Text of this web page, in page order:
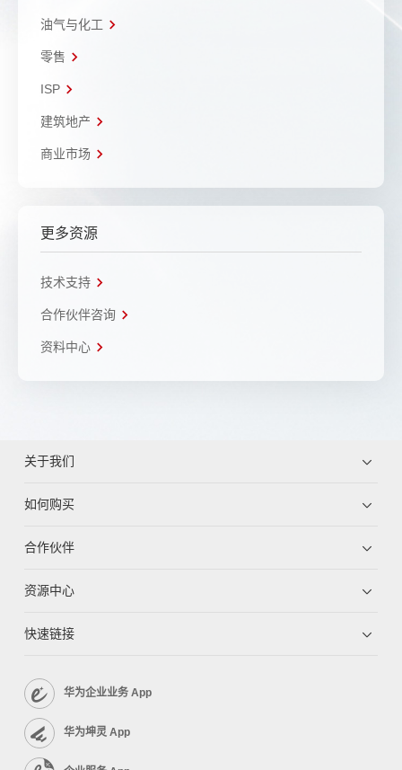
油气与化工
零售
ISP
建筑地产
商业市场
更多资源
技术支持
合作伙伴咨询
资料中心
关于我们
如何购买
合作伙伴
资源中心
快速链接
华为企业业务 App
华为坤灵 App